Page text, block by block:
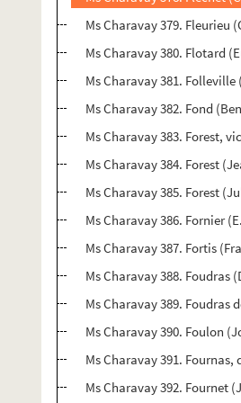
Ms Charavay 379. Fleurieu
Ms Charavay 380. Flotard
Ms Charavay 381.
Ms Charavay 382. Fond
Ms Charavay 383. Forest,
Ms Charavay 384. Forest
Ms Charavay 385. Forest
Ms Charavay 386. Fornier
Ms Charavay 387. Fortis
Ms Charavay 388. Foudras
Ms Charavay 389. Foudras
Ms Charavay 390. Foulon
Ms Charavay 391. Fournas,
Ms Charavay 392. Fournet